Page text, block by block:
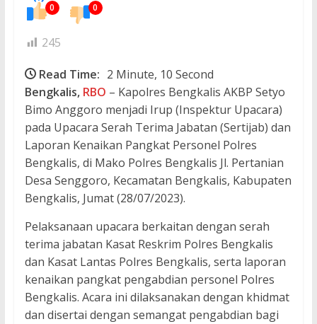
0 0
245
Read Time: 2 Minute, 10 Second
Bengkalis, RBO – Kapolres Bengkalis AKBP Setyo
Bimo Anggoro menjadi Irup (Inspektur Upacara)
pada Upacara Serah Terima Jabatan (Sertijab) dan
Laporan Kenaikan Pangkat Personel Polres
Bengkalis, di Mako Polres Bengkalis Jl. Pertanian
Desa Senggoro, Kecamatan Bengkalis, Kabupaten
Bengkalis, Jumat (28/07/2023).
Pelaksanaan upacara berkaitan dengan serah
terima jabatan Kasat Reskrim Polres Bengkalis
dan Kasat Lantas Polres Bengkalis, serta laporan
kenaikan pangkat pengabdian personel Polres
Bengkalis. Acara ini dilaksanakan dengan khidmat
dan disertai dengan semangat pengabdian bagi